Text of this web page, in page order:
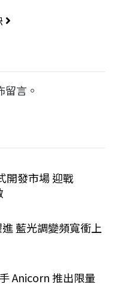
言。
開發市場 迎戰
藍光調變頻寬衝上
Anicorn 推出限量